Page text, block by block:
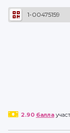
1-00475159
2.90 балла